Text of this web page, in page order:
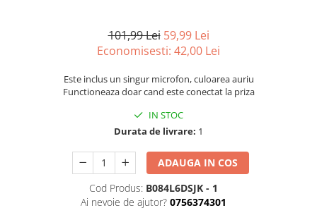
Scule electrice si unelte
Silicon, spume si solutii tehnice
Textile si covoare
Utilaje si materiale de constructii
Accesorii tablete
Laptopuri si Accesorii
Telefoane Mobile & accesorii
101,99 Lei 59,99 Lei
Economisesti: 42,00 Lei
Este inclus un singur microfon, culoarea auriu
Functioneaza doar cand este conectat la priza
IN STOC
Durata de livrare: 1
ADAUGA IN COS
Cod Produs: B084L6DSJK - 1
Ai nevoie de ajutor? 0756374301